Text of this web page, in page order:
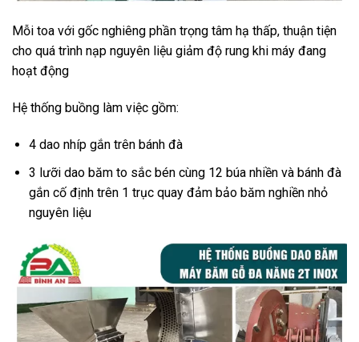
Mỗi toa với gốc nghiêng phần trọng tâm hạ thấp, thuận tiện
cho quá trình nạp nguyên liệu giảm độ rung khi máy đang
hoạt động
Hệ thống buồng làm việc gồm:
4 dao nhíp gắn trên bánh đà
3 lưỡi dao băm to sắc bén cùng 12 búa nhiền và bánh đà
gắn cố định trên 1 trục quay đảm bảo băm nghiền nhỏ
nguyên liệu